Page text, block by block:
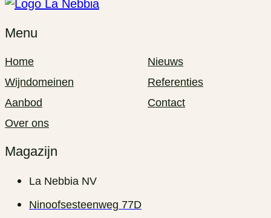
Menu
Home
Wijndomeinen
Aanbod
Over ons
Nieuws
Referenties
Contact
Magazijn
La Nebbia NV
Ninoofsesteenweg 77D